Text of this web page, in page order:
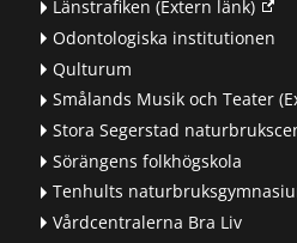
Länstrafiken (Extern länk)
Odontologiska institutionen
Qulturum
Smålands Musik och Teater
Stora Segerstad
Sörängens folkhögskola
Tenhults
Vårdcentralerna Bra Liv